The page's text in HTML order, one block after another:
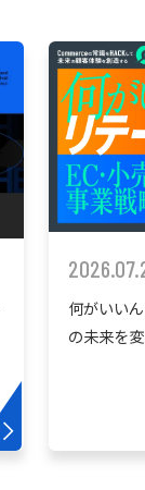
何がいい
の未来を